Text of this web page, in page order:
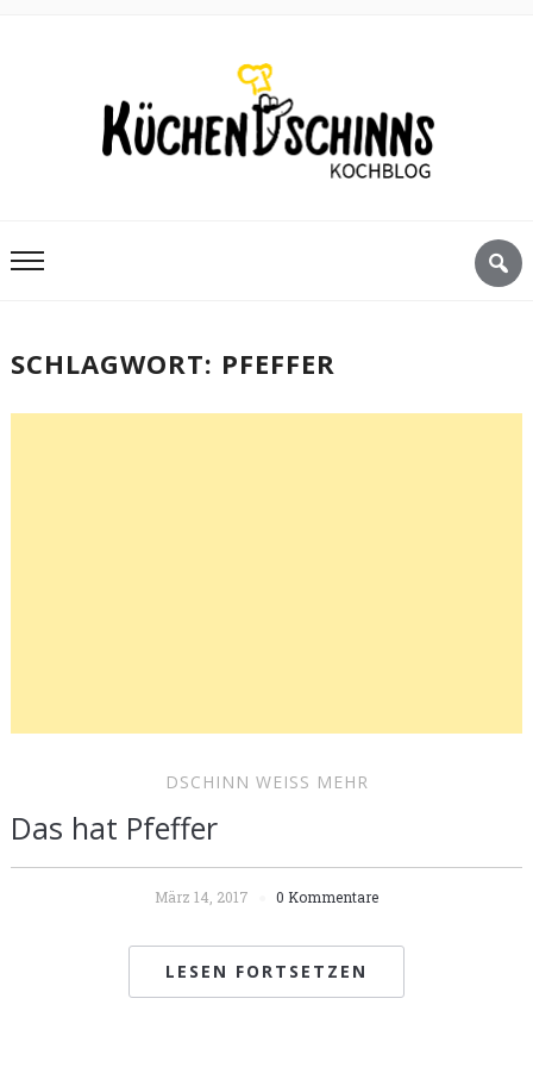
SCHLAGWORT: PFEFFER
DSCHINN WEISS MEHR
Das hat Pfeffer
März 14, 2017 0 Kommentare
LESEN FORTSETZEN